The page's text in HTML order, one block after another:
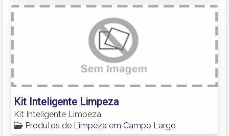
Kit Inteligente Limpeza
Kit Inteligente Limpeza
Produtos de Limpeza em Campo Largo